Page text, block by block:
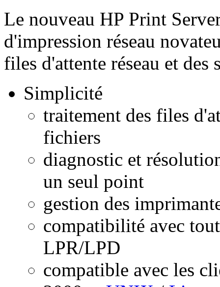
Le nouveau HP Print
d'impression réseau
files d'attente réseau et
Simplicité
traitement des files
fichiers
diagnostic et
un seul point
gestion des
compatibilité avec
LPR/LPD
compatible avec les